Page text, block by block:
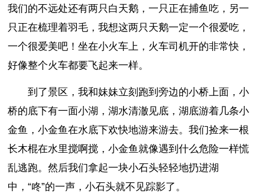
我们的不远处还有两只白天鹅，一只正在捕鱼吃，另一
只正在梳理着羽毛，我想这两只天鹅一定一个很爱吃，
一个很爱美吧！坐在小火车上，火车司机开的非常快，
好像整个火车都要飞起来一样。
到了景区，我和妹妹立刻跑到旁边的小桥上面，小
桥的底下有一面小湖，湖水清澈见底，湖底游着几条小
金鱼，小金鱼在水底下欢快地游来游去。我们捡来一根
长木棍在水里搅啊搅，小金鱼就像遇到什么危险一样慌
乱逃跑。然后我们拿起一块小石头轻轻地扔进湖
中，“咚”的一声，小石头就不见踪影了。